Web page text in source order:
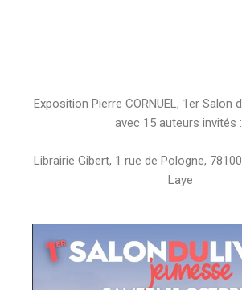
Exposition Pierre CORNUEL, 1er Salon
avec 15 auteurs invités :
Librairie Gibert, 1 rue de Pologne,
Laye